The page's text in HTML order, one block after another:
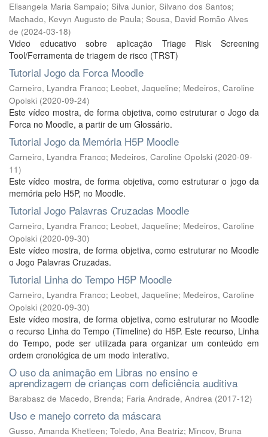
Elisangela Maria Sampaio; Silva Junior, Silvano dos Santos;
Machado, Kevyn Augusto de Paula; Sousa, David Romão Alves
de (2024-03-18)
Video educativo sobre aplicação Triage Risk Screening
Tool/Ferramenta de triagem de risco (TRST)
Tutorial Jogo da Forca Moodle
Carneiro, Lyandra Franco; Leobet, Jaqueline; Medeiros, Caroline
Opolski (2020-09-24)
Este vídeo mostra, de forma objetiva, como estruturar o Jogo da
Forca no Moodle, a partir de um Glossário.
Tutorial Jogo da Memória H5P Moodle
Carneiro, Lyandra Franco; Medeiros, Caroline Opolski (2020-09-
11)
Este vídeo mostra, de forma objetiva, como estruturar o jogo da
memória pelo H5P, no Moodle.
Tutorial Jogo Palavras Cruzadas Moodle
Carneiro, Lyandra Franco; Leobet, Jaqueline; Medeiros, Caroline
Opolski (2020-09-30)
Este vídeo mostra, de forma objetiva, como estruturar no Moodle
o Jogo Palavras Cruzadas.
Tutorial Linha do Tempo H5P Moodle
Carneiro, Lyandra Franco; Leobet, Jaqueline; Medeiros, Caroline
Opolski (2020-09-30)
Este vídeo mostra, de forma objetiva, como estruturar no Moodle
o recurso Linha do Tempo (Timeline) do H5P. Este recurso, Linha
do Tempo, pode ser utilizada para organizar um conteúdo em
ordem cronológica de um modo interativo.
O uso da animação em Libras no ensino e
aprendizagem de crianças com deficiência auditiva
Barabasz de Macedo, Brenda; Faria Andrade, Andrea (2017-12)
Uso e manejo correto da máscara
Gusso, Amanda Khetleen; Toledo, Ana Beatriz; Mincov, Bruna